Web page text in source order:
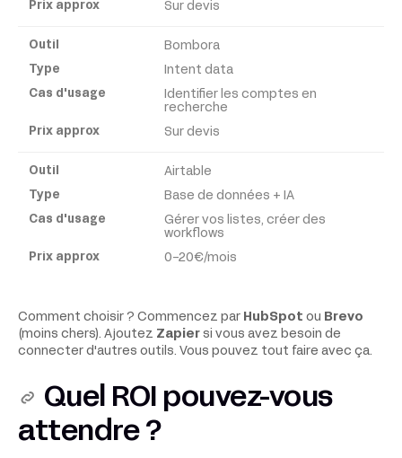
Sur devis
Bombora
Intent data
Identifier les comptes en
recherche
Sur devis
Airtable
Base de données + IA
Gérer vos listes, créer des
workflows
0-20€/mois
Comment choisir ? Commencez par HubSpot ou
Brevo
(moins chers). Ajoutez Zapier si vous avez besoin de
connecter d'autres outils. Vous pouvez tout faire avec ça.
Quel ROI pouvez-vous
attendre ?